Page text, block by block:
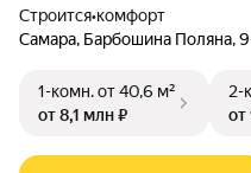
Строится•комфорт
Самара, Барбошина Поляна,
1-комн.от 40,6 м²
от 8,1 млн ₽
2-
от